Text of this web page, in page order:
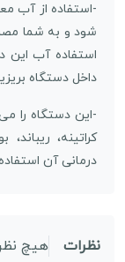
-استفاده از آب
شود و به شما
استفاده آب این
داخل دستگاه
-این دستگاه را
کراتینه،
درمانی آن
نظرات هیچ